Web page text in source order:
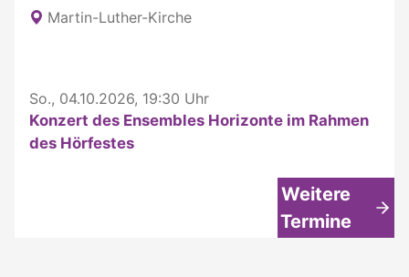
Martin-Luther-Kirche
So., 04.10.2026, 19:30 Uhr
Konzert des Ensembles Horizonte im Rahmen
des Hörfestes
Weitere
Termine